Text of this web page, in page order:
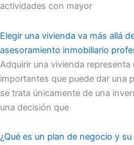
actividades con mayor
Elegir una vivienda va más allá
asesoramiento inmobiliario
Adquirir una vivienda
importantes que puede dar una
se trata únicamente de una
una decisión que
¿Qué es un plan de negocio y